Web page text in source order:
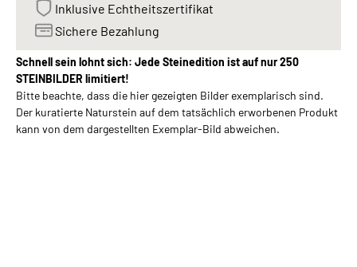
Inklusive Echtheitszertifikat
Sichere Bezahlung
Schnell sein lohnt sich: Jede Steinedition ist auf nur 250
STEINBILDER limitiert!
Bitte beachte, dass die hier gezeigten Bilder exemplarisch sind.
Der kuratierte Naturstein auf dem tatsächlich erworbenen Produkt
kann von dem dargestellten Exemplar-Bild abweichen.